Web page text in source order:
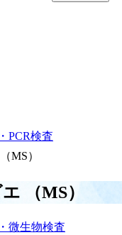
PCR検査
MS）
（MS）
微生物検査